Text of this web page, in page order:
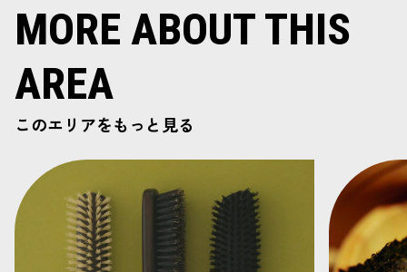
MORE ABOUT THIS
AREA
このエリアをもっと見る